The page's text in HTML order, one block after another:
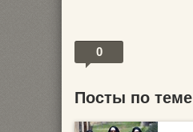
0
Посты по теме